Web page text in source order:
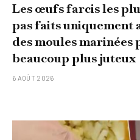
Les œufs farcis les
pas faits uniquement
des moules marinées
beaucoup plus juteux
6 AOÛT 2026